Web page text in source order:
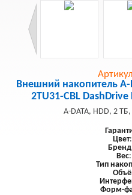
Внешний накопитель A-
2TU31-CBL
A-DATA, HDD, 2
Цвет
Бренд
Вес
Тип
Форм-